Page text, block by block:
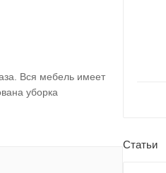
Вся мебель имеет
уборка
Статьи